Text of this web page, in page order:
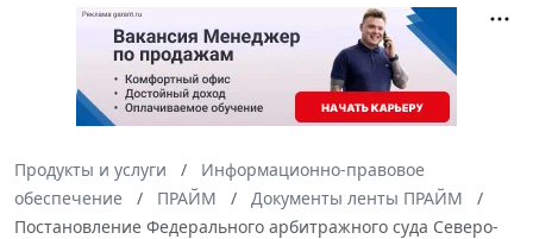
Продукты и услуги
Информационно-правовое
обеспечение
ПРАЙМ
Документы ленты ПРАЙМ
Постановление Федерального арбитражного суда Северо-